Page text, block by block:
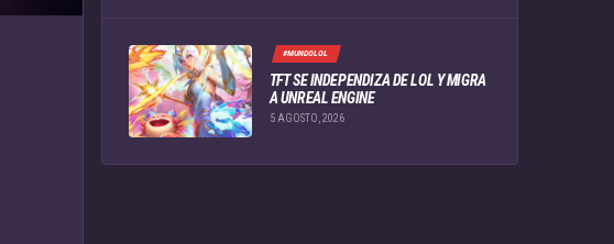
#MUNDOLOL
TFT SE INDEPENDIZA DE LOL Y MIGRA
A UNREAL ENGINE
5 AGOSTO, 2026